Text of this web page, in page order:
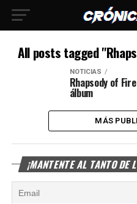
All posts tagged
NOTICIAS
Rhapsody of
álbum
MÁS
¡MANTENTE AL TANTO DE